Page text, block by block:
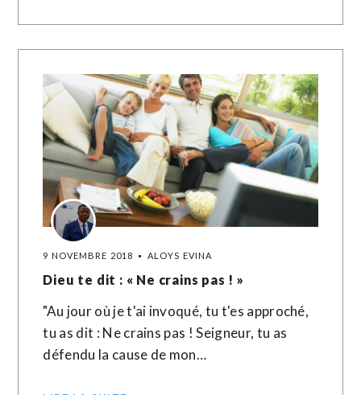
9 NOVEMBRE 2018 ALOYS EVINA
Dieu te dit : « Ne crains pas ! »
"Au jour où je t'ai invoqué, tu t'es approché,
tu as dit : Ne crains pas ! Seigneur, tu as
défendu la cause de mon…